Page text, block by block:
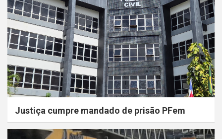
Justiça cumpre mandado de prisão PFem